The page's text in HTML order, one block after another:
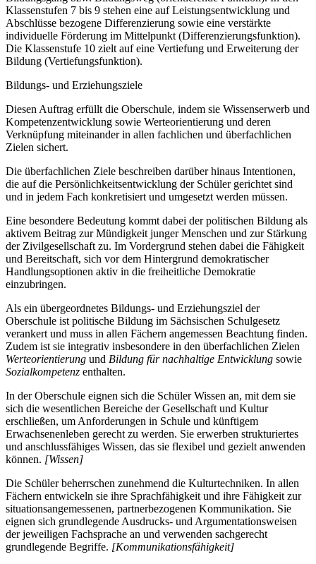
Klassenstufen 7 bis 9 stehen eine auf Leistungsentwicklung und
Abschlüsse bezogene Differenzierung sowie eine verstärkte
individuelle Förderung im Mittelpunkt (Differenzierungsfunktion).
Die Klassenstufe 10 zielt auf eine Vertiefung und Erweiterung der
Bildung (Vertiefungsfunktion).
Bildungs- und Erziehungsziele
Diesen Auftrag erfüllt die Oberschule, indem sie Wissenserwerb und
Kompetenzentwicklung sowie Werteorientierung und deren
Verknüpfung miteinander in allen fachlichen und überfachlichen
Zielen sichert.
Die überfachlichen Ziele beschreiben darüber hinaus Intentionen,
die auf die Persönlichkeitsentwicklung der Schüler gerichtet sind
und in jedem Fach konkretisiert und umgesetzt werden müssen.
Eine besondere Bedeutung kommt dabei der politischen Bildung als
aktivem Beitrag zur Mündigkeit junger Menschen und zur Stärkung
der Zivilgesellschaft zu. Im Vordergrund stehen dabei die Fähigkeit
und Bereitschaft, sich vor dem Hintergrund demokratischer
Handlungsoptionen aktiv in die freiheitliche Demokratie
einzubringen.
Als ein übergeordnetes Bildungs- und Erziehungsziel der
Oberschule ist politische Bildung im Sächsischen Schulgesetz
verankert und muss in allen Fächern angemessen Beachtung finden.
Zudem ist sie integrativ insbesondere in den überfachlichen Zielen
Werteorientierung und Bildung für nachhaltige Entwicklung sowie
Sozialkompetenz enthalten.
In der Oberschule eignen sich die Schüler Wissen an, mit dem sie
sich die wesentlichen Bereiche der Gesellschaft und Kultur
erschließen, um Anforderungen in Schule und künftigem
Erwachsenenleben gerecht zu werden. Sie erwerben strukturiertes
und anschlussfähiges Wissen, das sie flexibel und gezielt anwenden
können. [Wissen]
Die Schüler beherrschen zunehmend die Kulturtechniken. In allen
Fächern entwickeln sie ihre Sprachfähigkeit und ihre Fähigkeit zur
situationsangemessenen, partnerbezogenen Kommunikation. Sie
eignen sich grundlegende Ausdrucks- und Argumentationsweisen
der jeweiligen Fachsprache an und verwenden sachgerecht
grundlegende Begriffe. [Kommunikationsfähigkeit]